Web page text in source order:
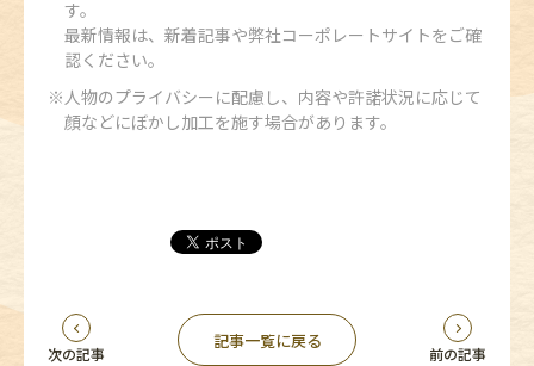
す。
最新情報は、新着記事や弊社コーポレートサイトをご確
認ください。
人物のプライバシーに配慮し、内容や許諾状況に応じて
顔などにぼかし加工を施す場合があります。
次の記事
記事一覧に戻る
前の記事